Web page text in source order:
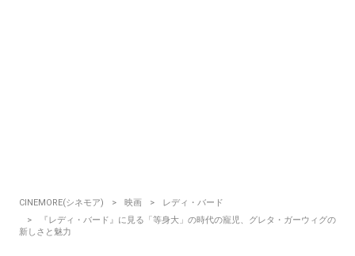
CINEMORE(シネモア) 映画
レディ・バード
『レディ・バード』に見る「等身大」の時代の寵児、グレタ・ガーウィグの
新しさと魅力